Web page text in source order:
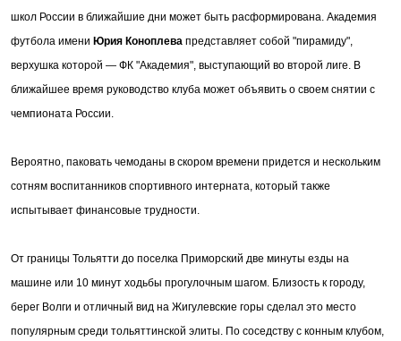
школ России в ближайшие дни может быть расформирована. Академия
футбола имени Юрия Коноплева представляет собой "пирамиду",
верхушка которой — ФК "Академия", выступающий во второй лиге. В
ближайшее время руководство клуба может объявить о своем снятии с
чемпионата России.
Вероятно, паковать чемоданы в скором времени придется и нескольким
сотням воспитанников спортивного интерната, который также
испытывает финансовые трудности.
От границы Тольятти до поселка Приморский две минуты езды на
машине или 10 минут ходьбы прогулочным шагом. Близость к городу,
берег Волги и отличный вид на Жигулевские горы сделал это место
популярным среди тольяттинской элиты. По соседству с конным клубом,